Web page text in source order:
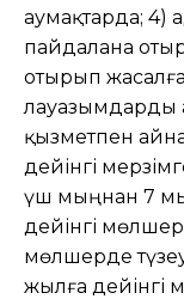
аумақтарда; 4)
пайдалана
отырып жасалған
лауазымдарды
қызметпен
дейінгі
үш мыңнан 7
дейінгі
мөлшерде
жылға дейінгі